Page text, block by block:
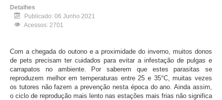
Detalhes
Publicado: 06 Junho 2021
Acessos: 2701
Com a chegada do outono e a proximidade do inverno, muitos donos
de pets precisam ter cuidados para evitar a infestação de pulgas e
carrapatos no ambiente. Por saberem que estes parasitas se
reproduzem melhor em temperaturas entre 25 e 35°C, muitas vezes
os tutores não fazem a prevenção nesta época do ano. Ainda assim,
o ciclo de reprodução mais lento nas estações mais frias não significa